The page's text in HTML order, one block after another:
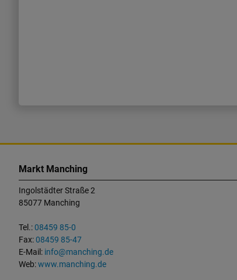
Markt Manching
Ingolstädter Straße 2
85077 Manching
Tel.:08459 85-0
Fax:08459 85-47
E-Mail: info@manching.de
Web:www.manching.de